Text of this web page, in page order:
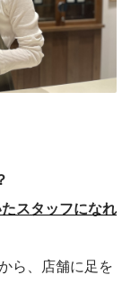
スタッフになれ
ら、店舗に足を